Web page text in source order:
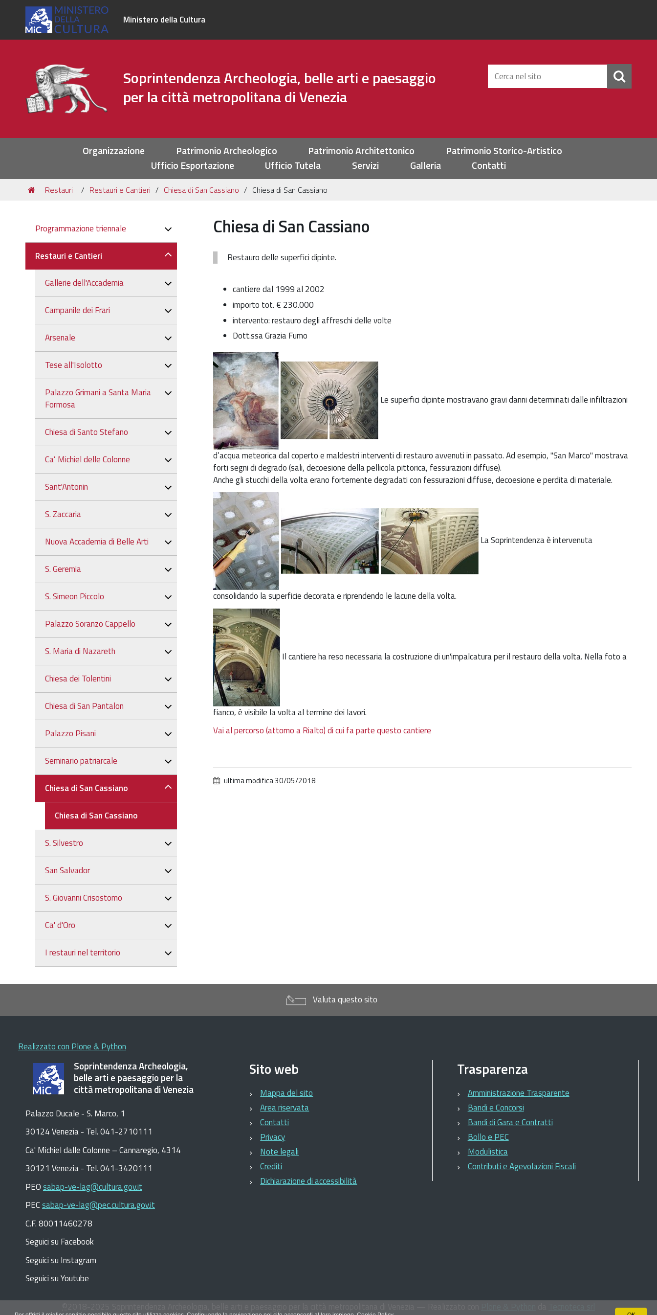
Ministero della Cultura
Soprintendenza Archeologia, belle arti e paesaggio
per la città metropolitana di Venezia
Cerca
nel
Organizzazione Patrimonio Archeologico Patrimonio Architettonico
Patrimonio Storico-Artistico
Ufficio Esportazione
Ufficio Tutela Servizi Galleria Contatti
Tu
sei
Restauri Restauri e Cantieri Chiesa di San Cassiano Chiesa di San Cassiano
Chiesa di San Cassiano
Restauro delle superfici dipinte.
cantiere dal 1999 al 2002
importo tot. € 230.000
intervento: restauro degli affreschi delle volte
Dott.ssa Grazia Fumo
Le superfici dipinte mostravano gravi danni determinati dalle infiltrazioni
d’acqua meteorica dal coperto e maldestri interventi di restauro avvenuti in passato. Ad esempio, "San Marco" mostrava
forti segni di degrado (sali, decoesione della pellicola pittorica, fessurazioni diffuse).
Anche gli stucchi della volta erano fortemente degradati con fessurazioni diffuse, decoesione e perdita di materiale.
La Soprintendenza è intervenuta
consolidando la superficie decorata e riprendendo le lacune della volta.
Il cantiere ha reso necessaria la costruzione di un'impalcatura per il restauro della volta. Nella foto a
fianco, è visibile la volta al termine dei lavori.
Vai al percorso (attorno a Rialto) di cui fa parte questo cantiere
ultima modifica30/05/2018
Navigazione
Programmazione triennale
Restauri e Cantieri
Gallerie dell'Accademia
Campanile dei Frari
Arsenale
Tese all'Isolotto
Palazzo Grimani a Santa Maria
Formosa
Chiesa di Santo Stefano
Ca’ Michiel delle Colonne
Sant'Antonin
S. Zaccaria
Nuova Accademia di Belle Arti
S. Geremia
S. Simeon Piccolo
Palazzo Soranzo Cappello
S. Maria di Nazareth
Chiesa dei Tolentini
Chiesa di San Pantalon
Palazzo Pisani
Seminario patriarcale
Chiesa di San Cassiano
Chiesa di San Cassiano
S. Silvestro
San Salvador
S. Giovanni Crisostomo
Ca' d'Oro
I restauri nel territorio
Valuta questo sito
Realizzato con Plone & Python
Soprintendenza Archeologia,
belle arti e paesaggio per la
città metropolitana di Venezia
Palazzo Ducale - S. Marco, 1
30124 Venezia - Tel. 041-2710111
Ca' Michiel dalle Colonne – Cannaregio, 4314
30121 Venezia - Tel. 041-3420111
PEOsabap-ve-lag@cultura.gov.it
PECsabap-ve-lag@pec.cultura.gov.it
C.F. 80011460278
Seguici su Facebook
Seguici su Instagram
Seguici su Youtube
Sito web
Mappa del sito
Area riservata
Contatti
Privacy
Note legali
Crediti
Dichiarazione di accessibilità
Trasparenza
Amministrazione Trasparente
Bandi e Concorsi
Bandi di Gara e Contratti
Bollo e PEC
Modulistica
Contributi e Agevolazioni Fiscali